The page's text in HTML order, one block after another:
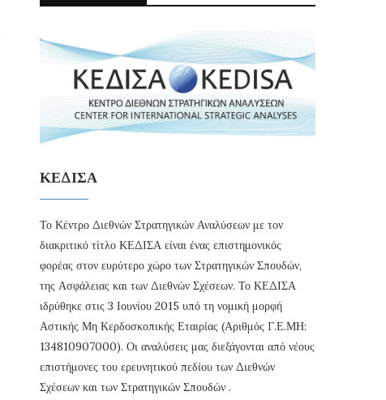
ΚΕΔΙΣΑ
Το Κέντρο Διεθνών Στρατηγικών Αναλύσεων με τον
διακριτικό τίτλο ΚΕΔΙΣΑ είναι ένας επιστημονικός
φορέας στον ευρύτερο χώρο των Στρατηγικών Σπουδών,
της Ασφάλειας και των Διεθνών Σχέσεων. Το ΚΕΔΙΣΑ
ιδρύθηκε στις 3 Ιουνίου 2015 υπό τη νομική μορφή
Αστικής Μη Κερδοσκοπικής Εταιρίας (Αριθμός Γ.Ε.ΜΗ:
134810907000). Οι αναλύσεις μας διεξάγονται από νέους
επιστήμονες του ερευνητικού πεδίου των Διεθνών
Σχέσεων και των Στρατηγικών Σπουδών .